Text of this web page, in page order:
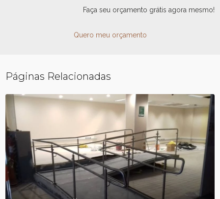
Faça seu orçamento grátis agora mesmo!
Quero meu orçamento
Páginas Relacionadas